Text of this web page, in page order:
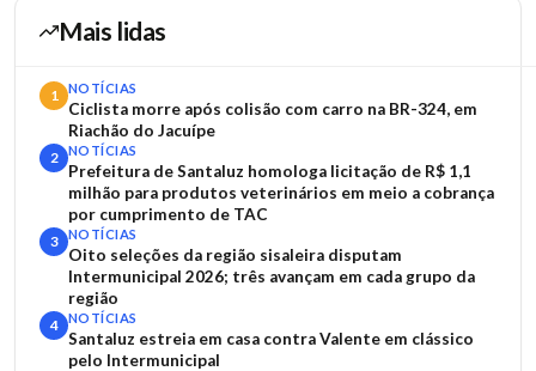
Mais lidas
1 NOTÍCIAS
Ciclista morre após colisão com carro na BR-324, em
Riachão do Jacuípe
2 NOTÍCIAS
Prefeitura de Santaluz homologa licitação de R$ 1,1
milhão para produtos veterinários em meio a cobrança
por cumprimento de TAC
3 NOTÍCIAS
Oito seleções da região sisaleira disputam
Intermunicipal 2026; três avançam em cada grupo da
região
4 NOTÍCIAS
Santaluz estreia em casa contra Valente em clássico
pelo Intermunicipal